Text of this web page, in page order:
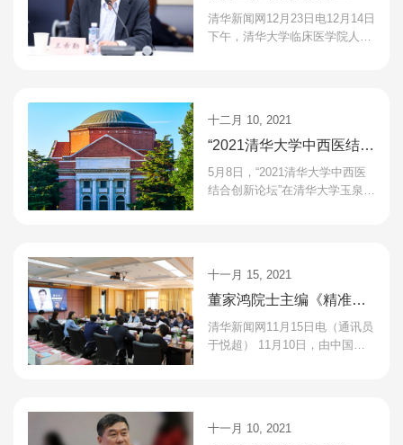
会议
清华新闻网12月23日电12月14日
下午，清华大学临床医学院人才
十二月 10, 2021
“2021清华大学中西医结合
创新论坛”成功举办
5月8日，“2021清华大学中西医
结合创新论坛”在清华大学玉泉医
十一月 15, 2021
董家鸿院士主编《精准肝
脏外科学》获优秀等级验
收
清华新闻网11月15日电（通讯员
于悦超） 11月10日，由中国工
十一月 10, 2021